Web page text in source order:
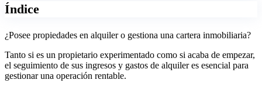
Índice
¿Posee propiedades en alquiler o gestiona una cartera inmobiliaria?
Tanto si es un propietario experimentado como si acaba de empezar,
el seguimiento de sus ingresos y gastos de alquiler es esencial para
gestionar una operación rentable.